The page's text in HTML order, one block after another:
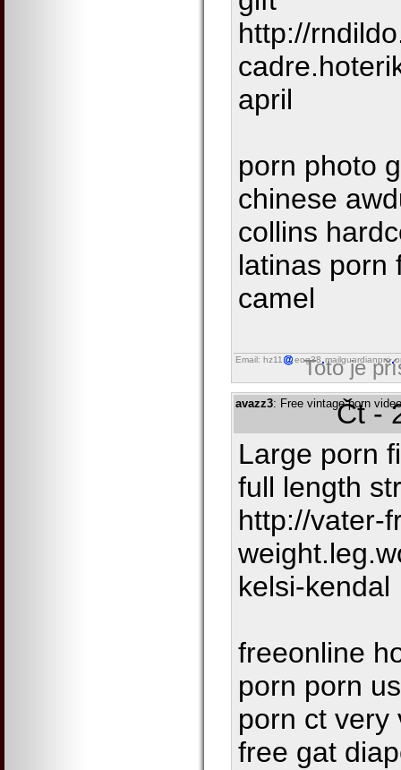
http://
april
porn photo
chinese
collins
latinas porn
camel
Email: hz11 eog38 mailguardianpro
Toto je
avazz3: Free vintage porn
Čt -
Large porn
full length
http://vater-
kelsi-kendal
freeonline
porn porn
porn ct very
free gat